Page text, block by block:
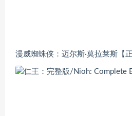
漫威蜘蛛侠：迈尔斯·莫拉莱斯【